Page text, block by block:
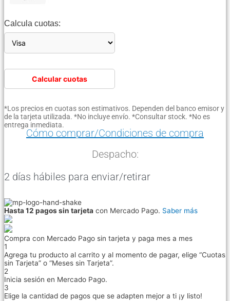
Calcula cuotas:
Calcular cuotas
*Los precios en cuotas son estimativos. Dependen del banco emisor y
de la tarjeta utilizada. *No incluye envío. *Consultar stock. *No es
entrega inmediata.
Cómo comprar/Condiciones de compra
Despacho:
2 días hábiles para enviar/retirar
Hasta 12 pagos sin tarjeta con Mercado Pago. Saber más
Compra con Mercado Pago sin tarjeta y paga mes a mes
1
Agrega tu producto al carrito y al momento de pagar, elige “Cuotas
sin Tarjeta” o “Meses sin Tarjeta”.
2
Inicia sesión en Mercado Pago.
3
Elige la cantidad de pagos que se adapten mejor a ti ¡y listo!